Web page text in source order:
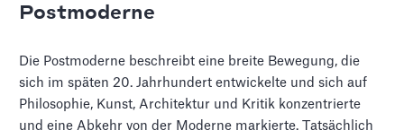
Postmoderne
Die Postmoderne beschreibt eine breite Bewegung, die
sich im späten 20. Jahrhundert entwickelte und sich auf
Philosophie, Kunst, Architektur und Kritik konzentrierte
und eine Abkehr von der Moderne markierte. Tatsächlich